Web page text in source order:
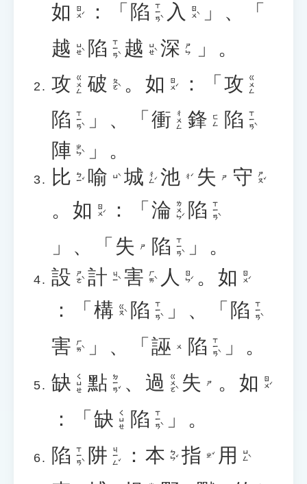
如 ㄖㄨˊ ：「 陷 ㄒㄧㄢˋ 入 ㄖㄨˋ
」、「
越 ㄩㄝˋ 陷 ㄒㄧㄢˋ 越 ㄩㄝˋ 深 ㄕㄣ
」。
攻 ㄍㄨㄥ 破 ㄆㄛˋ 。 如 ㄖㄨˊ ：「 攻 ㄍㄨㄥ
陷 ㄒㄧㄢˋ 」、「 衝 ㄔㄨㄥ 鋒 ㄈㄥ 陷 ㄒㄧㄢˋ
陣 ㄓㄣˋ
」。
比 ㄅㄧˇ 喻 ㄩˋ 城 ㄔㄥˊ 池 ㄔˊ 失 ㄕ 守 ㄕㄡˇ
。 如 ㄖㄨˊ ：「 淪 ㄌㄨㄣˊ 陷 ㄒㄧㄢˋ
」、「 失 ㄕ 陷 ㄒㄧㄢˋ
」。
設 ㄕㄜˋ 計 ㄐㄧˋ 害 ㄏㄞˋ 人 ㄖㄣˊ 。 如 ㄖㄨˊ
：「 構 ㄍㄡˋ 陷 ㄒㄧㄢˋ 」、「 陷 ㄒㄧㄢˋ
害 ㄏㄞˋ 」、「 誣 ㄨ 陷 ㄒㄧㄢˋ
」。
缺 ㄑㄩㄝ 點 ㄉㄧㄢˇ 、 過 ㄍㄨㄛˋ 失 ㄕ 。 如 ㄖㄨˊ
：「 缺 ㄑㄩㄝ 陷 ㄒㄧㄢˋ
」。
陷 ㄒㄧㄢˋ 阱 ㄐㄧㄥˇ ： 本 ㄅㄣˇ 指 ㄓˇ 用 ㄩㄥˋ